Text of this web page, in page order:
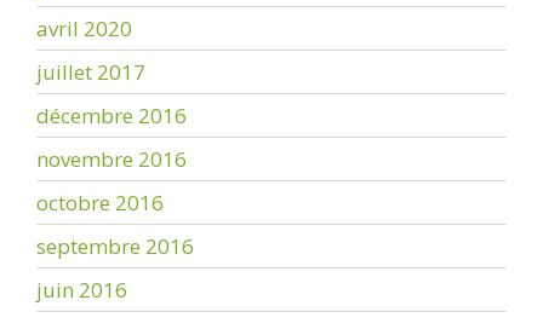
avril 2020
juillet 2017
décembre 2016
novembre 2016
octobre 2016
septembre 2016
juin 2016